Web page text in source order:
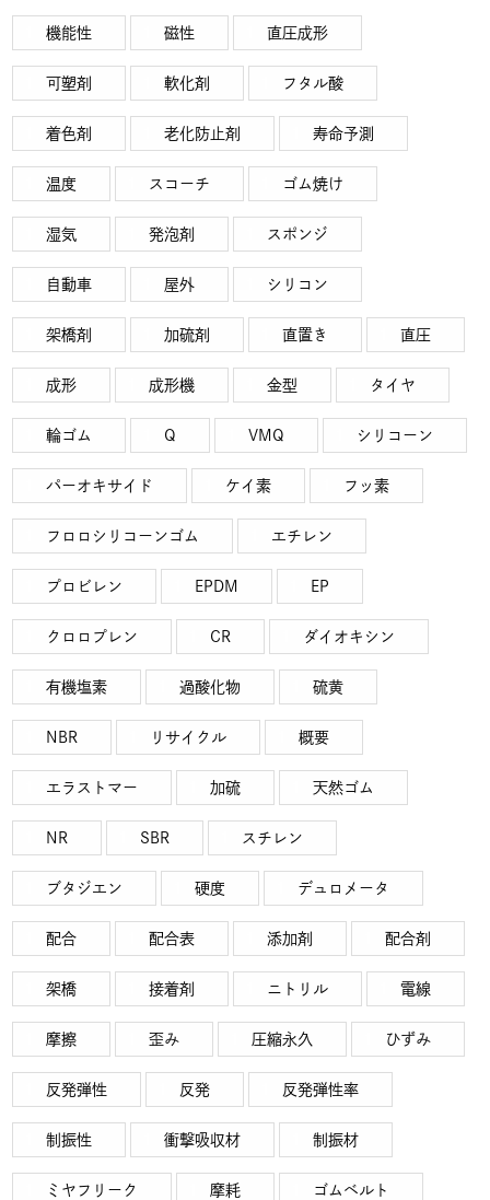
機能性 磁性 直圧成形
可塑剤 軟化剤 フタル酸
着色剤 老化防止剤 寿命予測
温度 スコーチ ゴム焼け
湿気 発泡剤 スポンジ
自動車 屋外 シリコン
架橋剤 加硫剤 直置き 直圧
成形 成形機 金型 タイヤ
輪ゴム Q VMQ シリコーン
パーオキサイド ケイ素 フッ素
フロロシリコーンゴム エチレン
プロビレン EPDM EP
クロロプレン CR ダイオキシン
有機塩素 過酸化物 硫黄
NBR リサイクル 概要
エラストマー 加硫 天然ゴム
NR SBR スチレン
ブタジエン 硬度 デュロメータ
配合 配合表 添加剤 配合剤
架橋 接着剤 ニトリル 電線
摩擦 歪み 圧縮永久 ひずみ
反発弾性 反発 反発弾性率
制振性 衝撃吸収材 制振材
ミヤフリーク 摩耗 ゴムベルト